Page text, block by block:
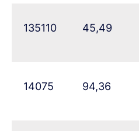
135110 45,49
14075 94,36